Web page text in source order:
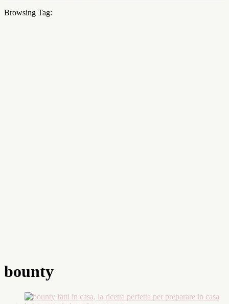
Browsing Tag:
bounty